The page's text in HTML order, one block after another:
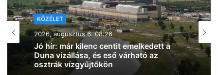
KÖZÉLET
2026, augusztus 5. 16:23
Kiderült, hogy kiket ajánl az SZTE a
Szegedi Tudományegyetemért
Alapítvány kuratóriumi és
felügyelőbizottsági tagjainak (fotók)